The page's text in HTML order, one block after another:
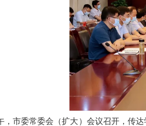
市委常委会（扩大）会议召开，传达